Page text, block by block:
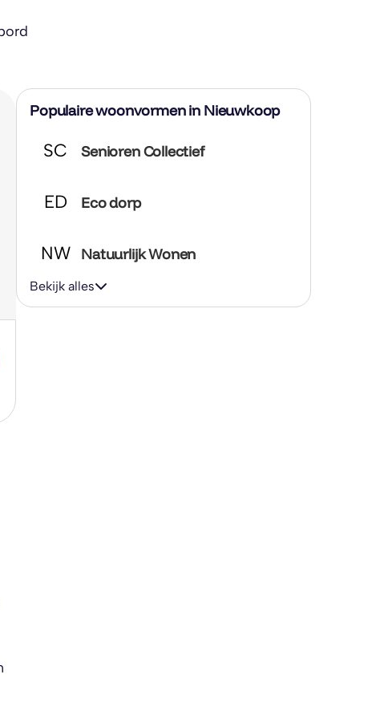
Populaire woonvormen in Nieuwkoop
SC Senioren Collectief
ED Eco dorp
NW Natuurlijk Wonen
Bekijk alles